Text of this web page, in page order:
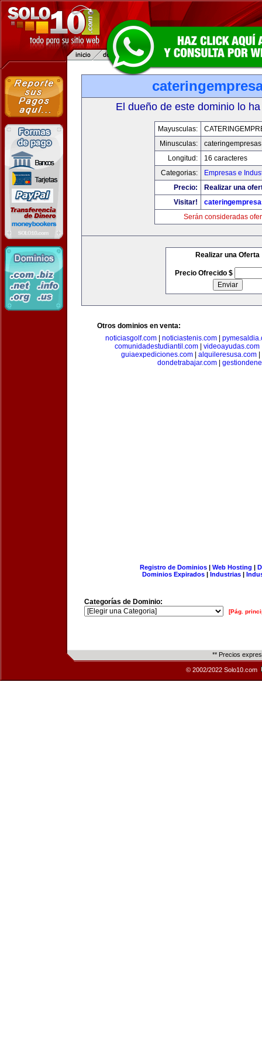
El dueño de este dominio lo
Mayusculas:
Minusculas:
Longitud:
16 caracteres
Categorias:
Empresas e
Precio:
Realizar una
Visitar!
Serán consideradas
Realizar una Oferta
Precio Ofrecido $
Otros dominios en venta:
noticiasgolf.com| noticiastenis.com|
comunidadestudiantil.com| videoayudas.com
guiaexpediciones.com| alquileresusa.com|
dondetrabajar.com|
Registro de Dominios| Web Hosting |
Dominios Expirados | Industrias |
Categorías de Dominio:
[Pág.
** Precios
© 2002/2022 Solo10.com